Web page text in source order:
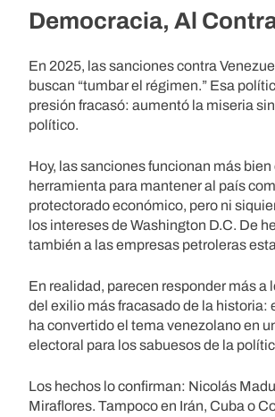
Democracia, Al
En 2025, las sanciones contra
buscan “tumbar el régimen.” Esa
presión fracasó: aumentó la miseria
político.
Hoy, las sanciones funcionan más bien
herramienta para mantener al país
protectorado económico, pero ni
los intereses de Washington D.C. De
también a las empresas petroleras
En realidad, parecen responder más a
del exilio más fracasado de la historia:
ha convertido el tema venezolano en
electoral para los sabuesos de la
Los hechos lo confirman: Nicolás
Miraflores. Tampoco en Irán, Cuba o